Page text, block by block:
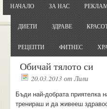
НАЧАЛО ЗА НАС
ДИЕТИ ЗДРАВЕ
РЕЦЕПТИ ФИТНЕС
Обичай тялото си
20.03.2013 отЛили
Бъди най-добрата приятелка
тренираш и да живееш
Кликнете на първия
... и я въведете в